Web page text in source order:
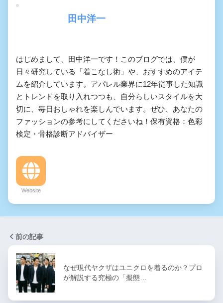
田中洋一
はじめまして、田中洋一です！このブログでは、僕が
日々研究している「着こなし術」や、おすすめのアイテ
ムを紹介しています。アパレル業界に12年従事した知識
とトレンドを取り入れつつも、自分らしいスタイルを大
切に、毎日おしゃれを楽しんでいます。ぜひ、あなたの
ファッションの参考にしてくださいね！保有資格：色彩
検定・骨格診断アドバイザー
Website
前の記事
なぜ現代ヤクザはユニクロを着るのか？プロ
が解説する究極の「擬態…